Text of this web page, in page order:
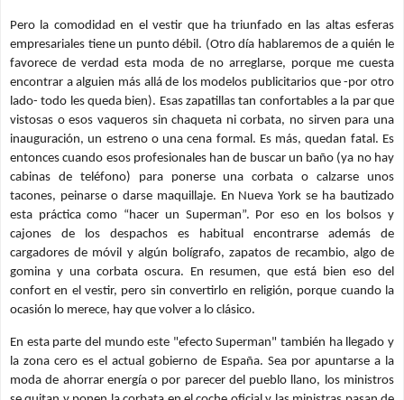
Pero la comodidad en el vestir que ha triunfado en las altas esferas
empresariales tiene un punto débil. (Otro día hablaremos de a quién le
favorece de verdad esta moda de no arreglarse, porque me cuesta
encontrar a alguien más allá de los modelos publicitarios que -por otro
lado- todo les queda bien). Esas zapatillas tan confortables a la par que
vistosas o esos vaqueros sin chaqueta ni corbata, no sirven para una
inauguración, un estreno o una cena formal. Es más, quedan fatal. Es
entonces cuando esos profesionales han de buscar un baño (ya no hay
cabinas de teléfono) para ponerse una corbata o calzarse unos
tacones, peinarse o darse maquillaje. En Nueva York se ha bautizado
esta práctica como “hacer un Superman”. Por eso en los bolsos y
cajones de los despachos es habitual encontrarse además de
cargadores de móvil y algún bolígrafo, zapatos de recambio, algo de
gomina y una corbata oscura. En resumen, que está bien eso del
confort en el vestir, pero sin convertirlo en religión, porque cuando la
ocasión lo merece, hay que volver a lo clásico.
En esta parte del mundo este "efecto Superman" también ha llegado y
la zona cero es el actual gobierno de España. Sea por apuntarse a la
moda de ahorrar energía o por parecer del pueblo llano, los ministros